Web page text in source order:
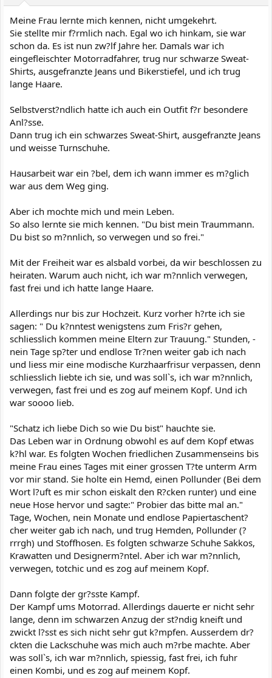
Meine Frau lernte mich kennen, nicht umgekehrt.
Sie stellte mir f?rmlich nach. Egal wo ich hinkam, sie war
schon da. Es ist nun zw?lf Jahre her. Damals war ich
eingefleischter Motorradfahrer, trug nur schwarze Sweat-
Shirts, ausgefranzte Jeans und Bikerstiefel, und ich trug
lange Haare.
Selbstverst?ndlich hatte ich auch ein Outfit f?r besondere
Anl?sse.
Dann trug ich ein schwarzes Sweat-Shirt, ausgefranzte Jeans
und weisse Turnschuhe.
Hausarbeit war ein ?bel, dem ich wann immer es m?glich
war aus dem Weg ging.
Aber ich mochte mich und mein Leben.
So also lernte sie mich kennen. "Du bist mein Traummann.
Du bist so m?nnlich, so verwegen und so frei."
Mit der Freiheit war es alsbald vorbei, da wir beschlossen zu
heiraten. Warum auch nicht, ich war m?nnlich verwegen,
fast frei und ich hatte lange Haare.
Allerdings nur bis zur Hochzeit. Kurz vorher h?rte ich sie
sagen: " Du k?nntest wenigstens zum Fris?r gehen,
schliesslich kommen meine Eltern zur Trauung." Stunden, -
nein Tage sp?ter und endlose Tr?nen weiter gab ich nach
und liess mir eine modische Kurzhaarfrisur verpassen, denn
schliesslich liebte ich sie, und was soll`s, ich war m?nnlich,
verwegen, fast frei und es zog auf meinem Kopf. Und ich
war soooo lieb.
"Schatz ich liebe Dich so wie Du bist" hauchte sie.
Das Leben war in Ordnung obwohl es auf dem Kopf etwas
k?hl war. Es folgten Wochen friedlichen Zusammenseins bis
meine Frau eines Tages mit einer grossen T?te unterm Arm
vor mir stand. Sie holte ein Hemd, einen Pollunder (Bei dem
Wort l?uft es mir schon eiskalt den R?cken runter) und eine
neue Hose hervor und sagte:" Probier das bitte mal an."
Tage, Wochen, nein Monate und endlose Papiertaschent?
cher weiter gab ich nach, und trug Hemden, Pollunder (?
rrrgh) und Stoffhosen. Es folgten schwarze Schuhe Sakkos,
Krawatten und Designerm?ntel. Aber ich war m?nnlich,
verwegen, totchic und es zog auf meinem Kopf.
Dann folgte der gr?sste Kampf.
Der Kampf ums Motorrad. Allerdings dauerte er nicht sehr
lange, denn im schwarzen Anzug der st?ndig kneift und
zwickt l?sst es sich nicht sehr gut k?mpfen. Ausserdem dr?
ckten die Lackschuhe was mich auch m?rbe machte. Aber
was soll`s, ich war m?nnlich, spiessig, fast frei, ich fuhr
einen Kombi, und es zog auf meinem Kopf.